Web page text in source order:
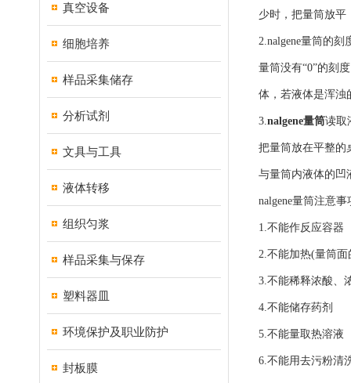
真空设备
细胞培养
样品采集储存
分析试剂
文具与工具
液体转移
组织匀浆
样品采集与保存
塑料器皿
环境保护及职业防护
封板膜
少时，把量筒放平
2.nalgene量筒的刻
量筒没有“0”的刻
体，若液体是浑浊
3.nalgene量筒读取
把量筒放在平整
与量筒内液体的凹
nalgene量筒注意事
1.不能作反应容器
2.不能加热(量筒
3.不能稀释浓酸、
4.不能储存药剂
5.不能量取热溶液
6.不能用去污粉清